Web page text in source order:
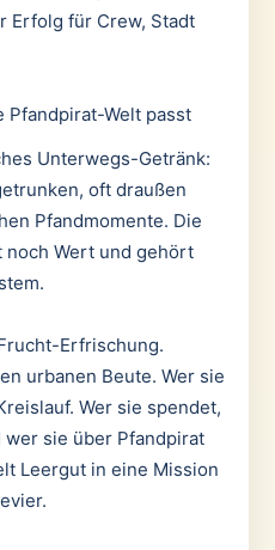
Erfolg für Crew, Stadt
Pfandpirat-Welt passt
Unterwegs-Getränk:
oft draußen
Pfandmomente. Die
noch Wert und gehört
Erfrischung.
urbanen Beute. Wer sie
Wer sie spendet,
sie über Pfandpirat
Leergut in eine Mission